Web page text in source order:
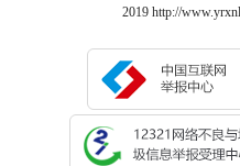
2019 http://